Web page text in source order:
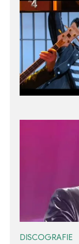
DISCOGRAFIE